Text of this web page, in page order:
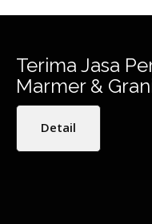
Terima Jasa
Marmer &
Detail